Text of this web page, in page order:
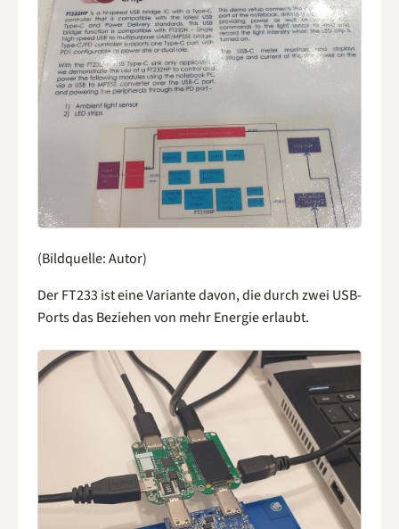
(Bildquelle: Autor)
Der FT233 ist eine Variante davon, die durch zwei USB-
Ports das Beziehen von mehr Energie erlaubt.